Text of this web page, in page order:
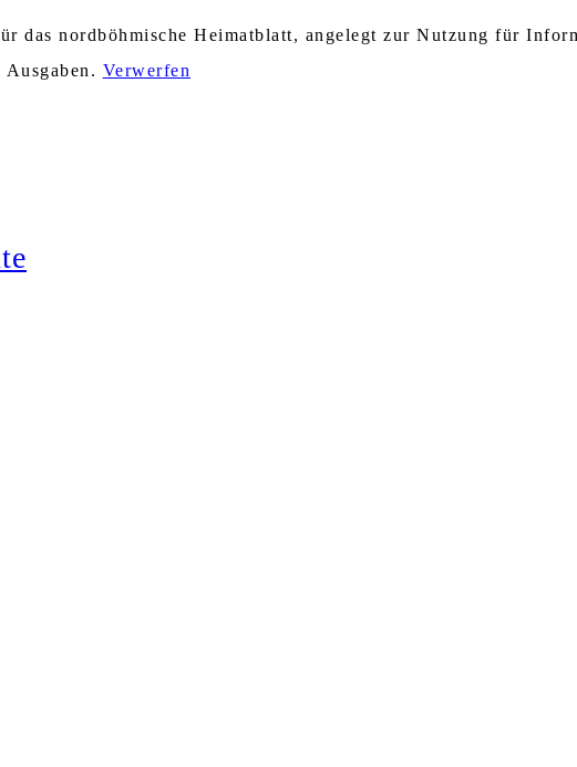
das nordböhmische Heimatblatt, angelegt zur Nutzung für
Verwerfen